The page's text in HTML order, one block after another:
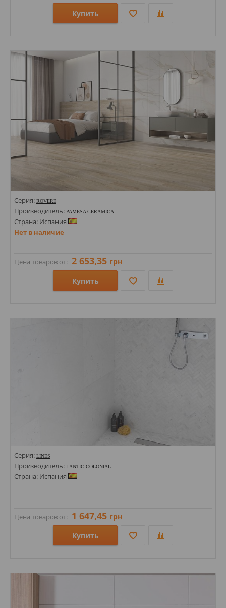
Купить
Стили: Под дерево;
Серия: ROVERE
Производитель: PAMESA CERAMICA
Страна: Испания
Нет в наличие
Цена товаров от: 2 653,35 грн
Купить
Стили: Под дерево;
Серия: LINES
Производитель: LANTIC COLONIAL
Страна: Испания
Цена товаров от: 1 647,45 грн
Купить
Стили: Мозаика; Под камень; Под мрамор;